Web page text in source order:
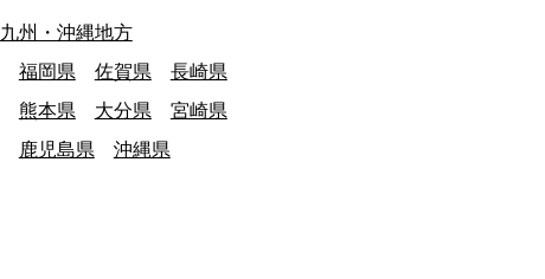
九州・沖縄地方
福岡県
佐賀県
長崎県
熊本県
大分県
宮崎県
鹿児島県
沖縄県